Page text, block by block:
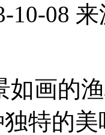
10-08 来
如画的
独特的